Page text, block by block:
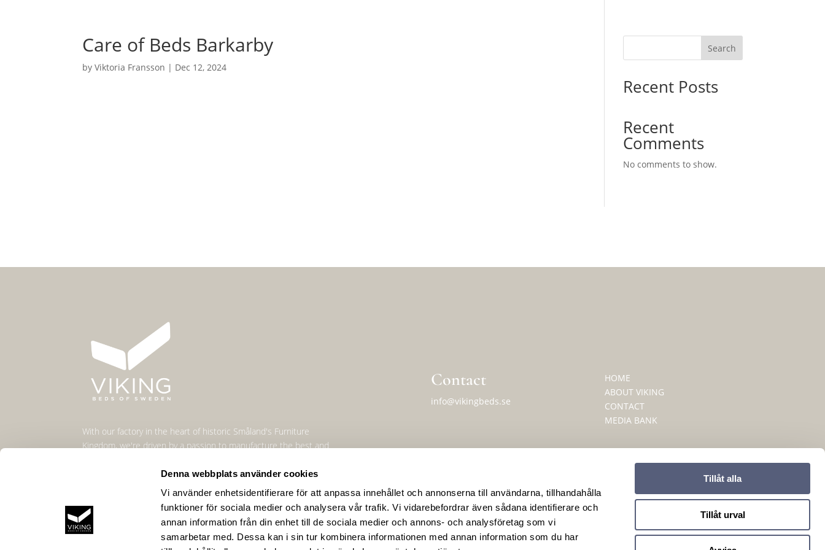
Denna webbplats använder cookies
Vi använder enhetsidentifierare för att anpassa innehållet och annonserna till användarna, tillhandahålla
funktioner för sociala medier och analysera vår trafik. Vi vidarebefordrar även sådana identifierare och
annan information från din enhet till de sociala medier och annons- och analysföretag som vi
samarbetar med. Dessa kan i sin tur kombinera informationen med annan information som du har
Tillåt alla
Tillåt urval
Care of Beds Barkarby
byViktoria Fransson | Dec 12, 2024
Search
Recent Posts
Recent
Comments
No comments to show.
With our factory in the heart of historic Småland's Furniture
Kingdom, we're driven by a passion to manufacture the best and
Contact
info@vikingbeds.se
Address
Forngatan 16A
574 50 Ekenässjön, Sweden
HOME
ABOUT VIKING
CONTACT
MEDIA BANK